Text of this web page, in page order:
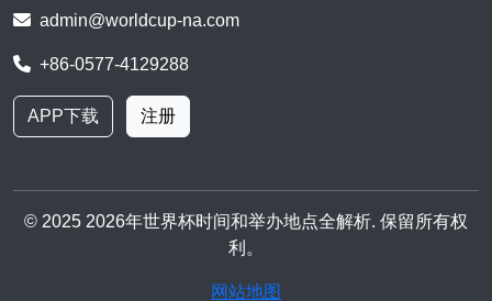
admin@worldcup-na.com
+86-0577-4129288
APP下载 注册
© 2025 2026年世界杯时间和举办地点全解析. 保留所有权
利。
网站地图